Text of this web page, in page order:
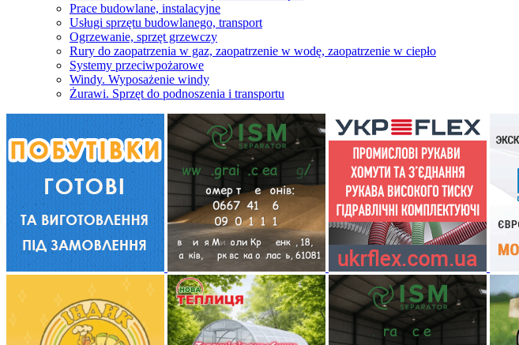
Prace budowlane, instalacyjne
Usługi sprzętu budowlanego, transport
Ogrzewanie, sprzęt grzewczy
Rury do zaopatrzenia w gaz, zaopatrzenie w wodę, zaopatrzenie w ciepło
Systemy przeciwpożarowe
Windy. Wyposażenie windy
Żurawi. Sprzęt do podnoszenia i transportu